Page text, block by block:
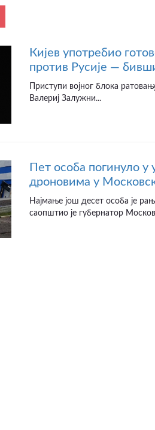
Кијев употребио
против Русије —
Приступи војног блока
Валериј Залужни...
Пет особа погинуло у
дроновима у
Најмање још десет особа је
саопштио је губернатор